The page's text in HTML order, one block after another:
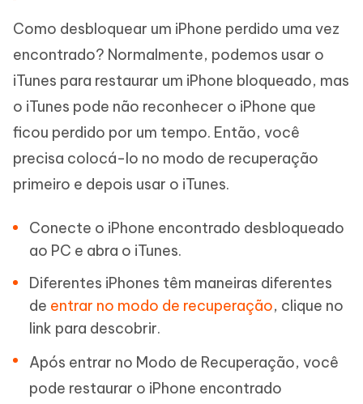
Como desbloquear um iPhone perdido uma vez
encontrado? Normalmente, podemos usar o
iTunes para restaurar um iPhone bloqueado, mas
o iTunes pode não reconhecer o iPhone que
ficou perdido por um tempo. Então, você
precisa colocá-lo no modo de recuperação
primeiro e depois usar o iTunes.
Conecte o iPhone encontrado desbloqueado
ao PC e abra o iTunes.
Diferentes iPhones têm maneiras diferentes
de entrar no modo de recuperação, clique no
link para descobrir.
Após entrar no Modo de Recuperação, você
pode restaurar o iPhone encontrado